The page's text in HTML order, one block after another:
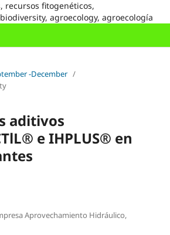
recursos fitogenéticos,
agroecology, agroecología
-December /
aditivos
e IHPLUS® en
Aprovechamiento Hidráulico,